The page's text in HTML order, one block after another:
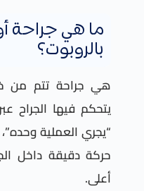
ما هي جراحة
بالروبوت؟
هي جراحة تتم من
يتحكم فيها الجراح
“يجري العملية
حركة دقيقة داخل
أعلى.